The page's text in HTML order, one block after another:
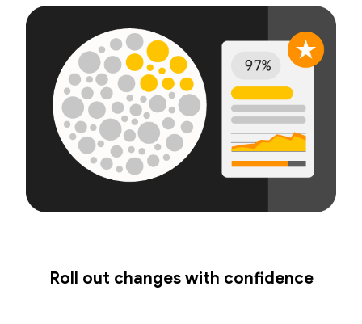
Roll out changes with confidence